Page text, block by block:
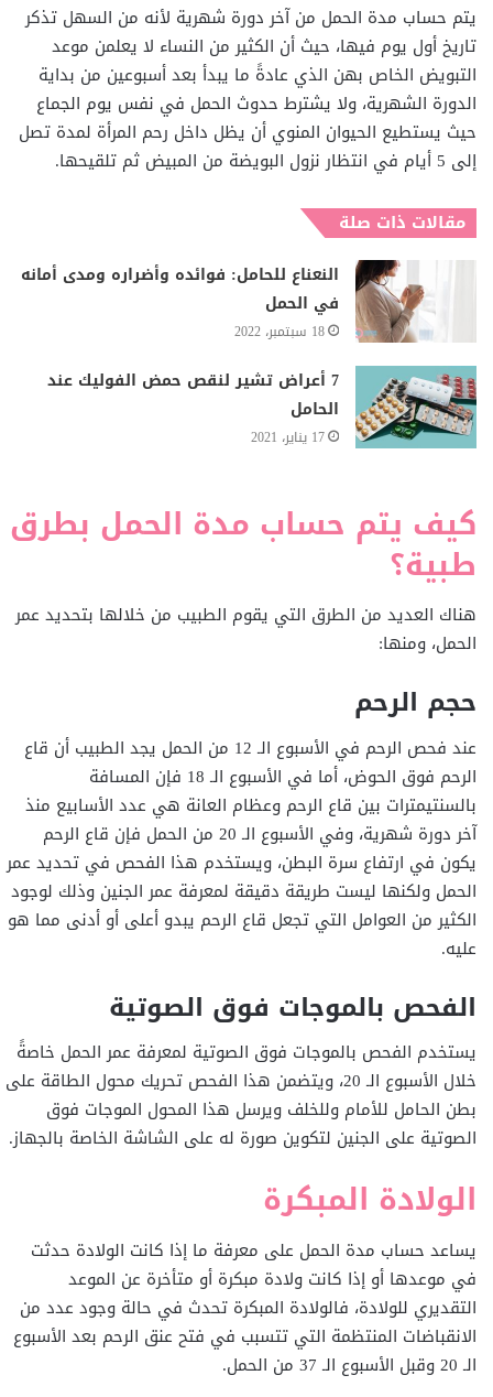
يتم حساب مدة الحمل من آخر دورة شهرية لأنه من السهل تذكر
تاريخ أول يوم فيها، حيث أن الكثير من النساء لا يعلمن موعد
التبويض الخاص بهن الذي عادةً ما يبدأ بعد أسبوعين من بداية
الدورة الشهرية، ولا يشترط حدوث الحمل في نفس يوم الجماع
حيث يستطيع الحيوان المنوي أن يظل داخل رحم المرأة لمدة تصل
إلى 5 أيام في انتظار نزول البويضة من المبيض ثم تلقيحها.
مقالات ذات صلة
النعناع للحامل: فوائده وأضراره ومدى أمانه
في الحمل
18 سبتمبر، 2022
7 أعراض تشير لنقص حمض الفوليك عند
الحامل
17 يناير، 2021
كيف يتم حساب مدة الحمل بطرق
طبية؟
هناك العديد من الطرق التي يقوم الطبيب من خلالها بتحديد عمر
الحمل، ومنها:
حجم الرحم
عند فحص الرحم في الأسبوع الـ 12 من الحمل يجد الطبيب أن قاع
الرحم فوق الحوض، أما في الأسبوع الـ 18 فإن المسافة
بالسنتيمترات بين قاع الرحم وعظام العانة هي عدد الأسابيع منذ
آخر دورة شهرية، وفي الأسبوع الـ 20 من الحمل فإن قاع الرحم
يكون في ارتفاع سرة البطن، ويستخدم هذا الفحص في تحديد عمر
الحمل ولكنها ليست طريقة دقيقة لمعرفة عمر الجنين وذلك لوجود
الكثير من العوامل التي تجعل قاع الرحم يبدو أعلى أو أدنى مما هو
عليه.
الفحص بالموجات فوق الصوتية
يستخدم الفحص بالموجات فوق الصوتية لمعرفة عمر الحمل خاصةً
خلال الأسبوع الـ 20، ويتضمن هذا الفحص تحريك محول الطاقة على
بطن الحامل للأمام وللخلف ويرسل هذا المحول الموجات فوق
الصوتية على الجنين لتكوين صورة له على الشاشة الخاصة بالجهاز.
الولادة المبكرة
يساعد حساب مدة الحمل على معرفة ما إذا كانت الولادة حدثت
في موعدها أو إذا كانت ولادة مبكرة أو متأخرة عن الموعد
التقديري للولادة، فالولادة المبكرة تحدث في حالة وجود عدد من
الانقباضات المنتظمة التي تتسبب في فتح عنق الرحم بعد الأسبوع
الـ 20 وقبل الأسبوع الـ 37 من الحمل.